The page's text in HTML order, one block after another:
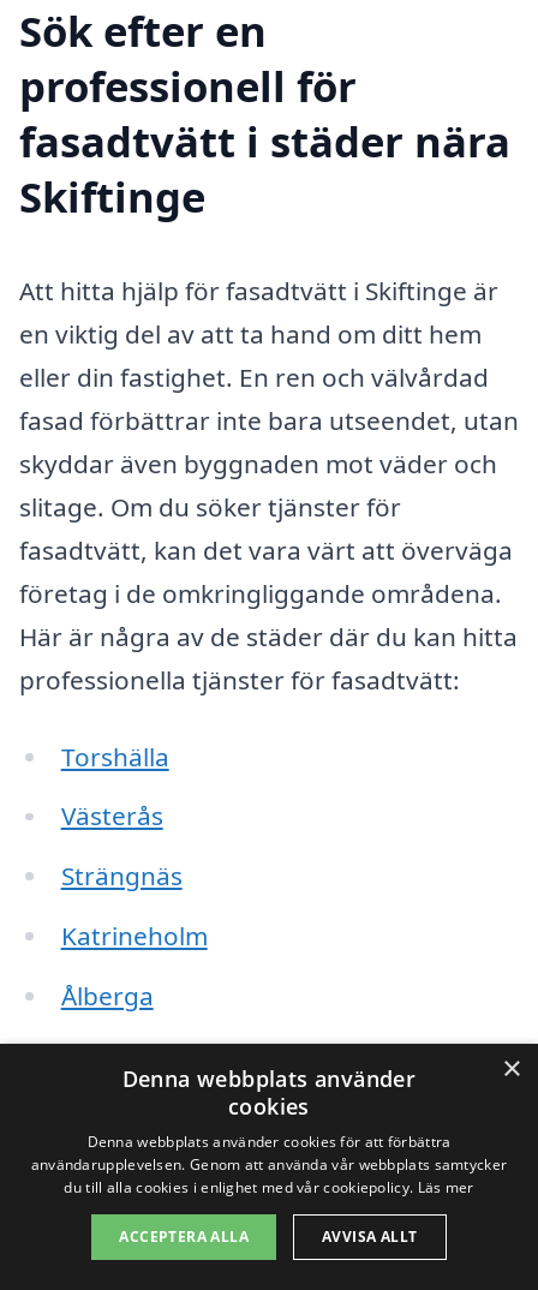
Sök efter en
professionell för
fasadtvätt i städer nära
Skiftinge
Att hitta hjälp för fasadtvätt i Skiftinge är
en viktig del av att ta hand om ditt hem
eller din fastighet. En ren och välvårdad
fasad förbättrar inte bara utseendet, utan
skyddar även byggnaden mot väder och
slitage. Om du söker tjänster för
fasadtvätt, kan det vara värt att överväga
företag i de omkringliggande områdena.
Här är några av de städer där du kan hitta
professionella tjänster för fasadtvätt:
Torshälla
Västerås
Strängnäs
Katrineholm
Ålberga
Kungsör
Gnesta
×
Denna webbplats använder
cookies
Denna webbplats använder cookies för att förbättra
användarupplevelsen. Genom att använda vår webbplats samtycker
du till alla cookies i enlighet med vår cookiepolicy. Läs mer
ACCEPTERA ALLA AVVISA ALLT